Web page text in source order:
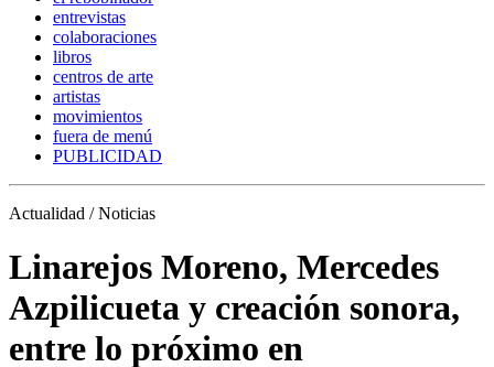
entrevistas
colaboraciones
libros
centros de arte
artistas
movimientos
fuera de menú
PUBLICIDAD
Actualidad / Noticias
Linarejos Moreno, Mercedes
Azpilicueta y creación sonora,
entre lo próximo en